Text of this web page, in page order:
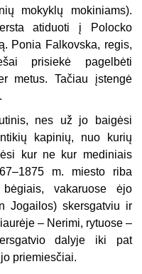
mokyklų mokiniams).
atiduoti į Polocko
Ponia Falkovska, regis,
prisiekė pagelbėti
metus. Tačiau įstengė
.
nes už jo baigėsi
kapinių, nuo kurių
kur ne kur mediniais
m. miesto riba
vakaruose ėjo
Jogailos) skersgatviu ir
– Nerimi, rytuose –
dalyje iki pat
priemiesčiai.